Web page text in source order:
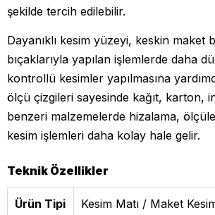
şekilde tercih edilebilir.
Dayanıklı kesim yüzeyi, keskin maket
bıçaklarıyla yapılan işlemlerde daha
kontrollü kesimler yapılmasına
ölçü çizgileri sayesinde kağıt, karton,
benzeri malzemelerde hizalama,
kesim işlemleri daha kolay hale gelir.
Teknik Özellikler
Ürün Tipi Kesim Matı / Maket